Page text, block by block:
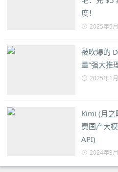
度！
2025年5
被吹爆的
量”强大推
2025年1
Kimi (月
费国产大
API)
2024年3